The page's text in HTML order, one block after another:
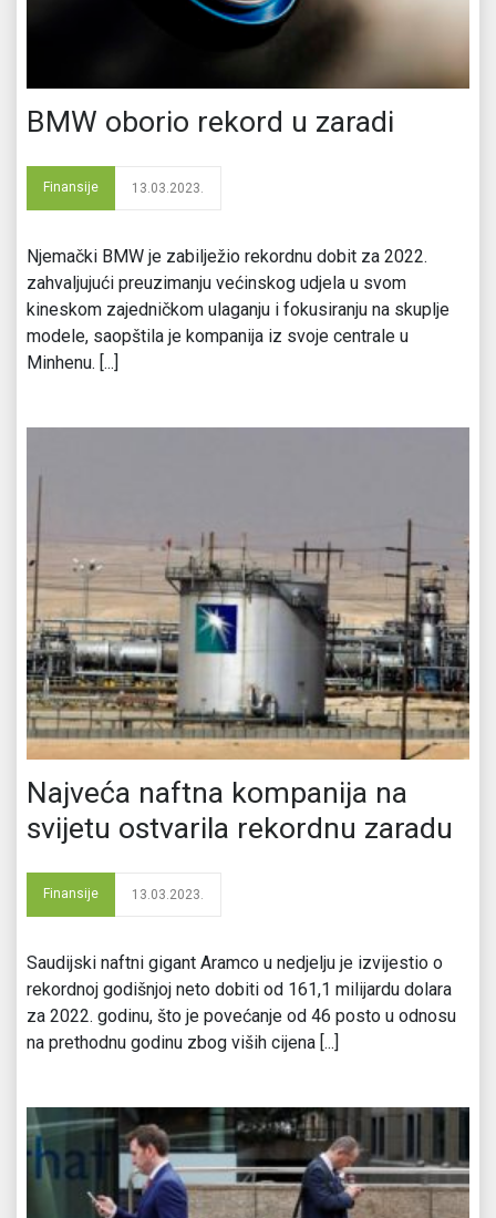
BMW oborio rekord u zaradi
Finansije 13.03.2023.
Njemački BMW je zabilježio rekordnu dobit za 2022.
zahvaljujući preuzimanju većinskog udjela u svom
kineskom zajedničkom ulaganju i fokusiranju na skuplje
modele, saopštila je kompanija iz svoje centrale u
Minhenu. [...]
Najveća naftna kompanija na
svijetu ostvarila rekordnu zaradu
Finansije 13.03.2023.
Saudijski naftni gigant Aramco u nedjelju je izvijestio o
rekordnoj godišnjoj neto dobiti od 161,1 milijardu dolara
za 2022. godinu, što je povećanje od 46 posto u odnosu
na prethodnu godinu zbog viših cijena [...]